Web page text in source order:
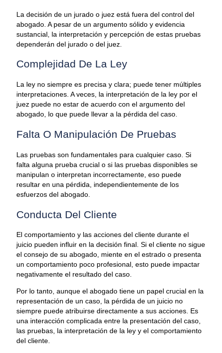
La decisión de un jurado o juez está fuera del control del
abogado. A pesar de un argumento sólido y evidencia
sustancial, la interpretación y percepción de estas pruebas
dependerán del jurado o del juez.
Complejidad De La Ley
La ley no siempre es precisa y clara; puede tener múltiples
interpretaciones. A veces, la interpretación de la ley por el
juez puede no estar de acuerdo con el argumento del
abogado, lo que puede llevar a la pérdida del caso.
Falta O Manipulación De Pruebas
Las pruebas son fundamentales para cualquier caso. Si
falta alguna prueba crucial o si las pruebas disponibles se
manipulan o interpretan incorrectamente, eso puede
resultar en una pérdida, independientemente de los
esfuerzos del abogado.
Conducta Del Cliente
El comportamiento y las acciones del cliente durante el
juicio pueden influir en la decisión final. Si el cliente no sigue
el consejo de su abogado, miente en el estrado o presenta
un comportamiento poco profesional, esto puede impactar
negativamente el resultado del caso.
Por lo tanto, aunque el abogado tiene un papel crucial en la
representación de un caso, la pérdida de un juicio no
siempre puede atribuirse directamente a sus acciones. Es
una interacción complicada entre la presentación del caso,
las pruebas, la interpretación de la ley y el comportamiento
del cliente.